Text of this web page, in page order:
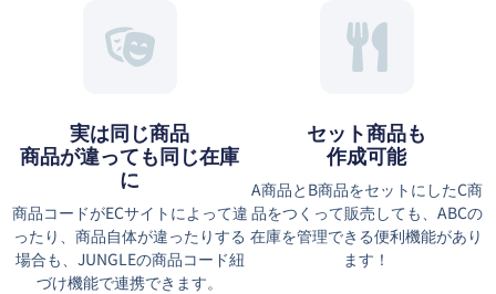
実は同じ商品
商品が違っても同じ在庫
に
商品コードがECサイトによって違
ったり、商品自体が違ったりする
場合も、JUNGLEの商品コード紐
づけ機能で連携できます。
セット商品も
作成可能
A商品とB商品をセットにしたC商
品をつくって販売しても、ABCの
在庫を管理できる便利機能があり
ます！